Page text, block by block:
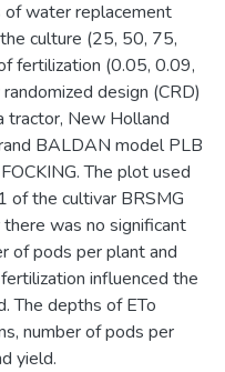
of water replacement
culture (25, 50, 75,
fertilization (0.05, 0.09,
design (CRD)
tractor, New Holland
BALDAN model PLB
The plot used
the cultivar BRSMG
was no significant
of pods per plant and
influenced the
The depths of ETo
number of pods per
yield.